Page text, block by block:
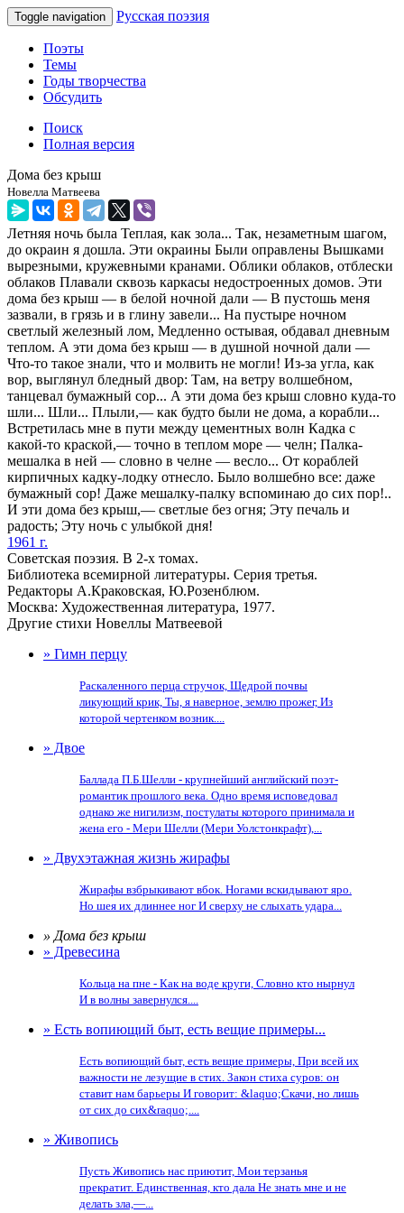
Toggle navigation Русская поэзия
Поэты
Темы
Годы творчества
Обсудить
Поиск
Полная версия
Дома без крыш
Новелла Матвеева
Летняя ночь была Теплая, как зола... Так, незаметным шагом,
до окраин я дошла. Эти окраины Были оправлены Вышками
вырезными, кружевными кранами. Облики облаков, отблески
облаков Плавали сквозь каркасы недостроенных домов. Эти
дома без крыш — в белой ночной дали — В пустошь меня
зазвали, в грязь и в глину завели... На пустыре ночном
светлый железный лом, Медленно остывая, обдавал дневным
теплом. А эти дома без крыш — в душной ночной дали —
Что-то такое знали, что и молвить не могли! Из-за угла, как
вор, выглянул бледный двор: Там, на ветру волшебном,
танцевал бумажный сор... А эти дома без крыш словно куда-то
шли... Шли... Плыли,— как будто были не дома, а корабли...
Встретилась мне в пути между цементных волн Кадка с
какой-то краской,— точно в теплом море — челн; Палка-
мешалка в ней — словно в челне — весло... От кораблей
кирпичных кадку-лодку отнесло. Было волшебно все: даже
бумажный сор! Даже мешалку-палку вспоминаю до сих пор!..
И эти дома без крыш,— светлые без огня; Эту печаль и
радость; Эту ночь с улыбкой дня!
1961 г.
Советская поэзия. В 2-х томах.
Библиотека всемирной литературы. Серия третья.
Редакторы А.Краковская, Ю.Розенблюм.
Москва: Художественная литература, 1977.
Другие стихи Новеллы Матвеевой
» Гимн перцу
Раскаленного перца стручок, Щедрой почвы
ликующий крик, Ты, я наверное, землю прожег, Из
которой чертенком возник....
» Двое
Баллада П.Б.Шелли - крупнейший английский поэт-
романтик прошлого века. Одно время исповедовал
однако же нигилизм, постулаты которого принимала и
жена его - Мери Шелли (Мери Уолстонкрафт),...
» Двухэтажная жизнь жирафы
Жирафы взбрыкивают вбок. Ногами вскидывают яро.
Но шея их длиннее ног И сверху не слыхать удара...
» Дома без крыш
» Древесина
Кольца на пне - Как на воде круги, Словно кто нырнул
И в волны завернулся....
» Есть вопиющий быт, есть вещие примеры...
Есть вопиющий быт, есть вещие примеры, При всей их
важности не лезущие в стих. Закон стиха суров: он
ставит нам барьеры И говорит: &laquo;Скачи, но лишь
от сих до сих&raquo;....
» Живопись
Пусть Живопись нас приютит, Мои терзанья
прекратит. Единственная, кто дала Не знать мне и не
делать зла,—...